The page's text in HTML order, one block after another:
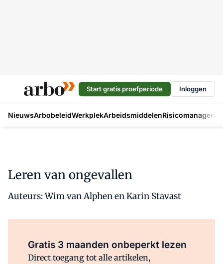
Start gratis proefperiode Inloggen
NieuwsArbobeleidWerkplekArbeidsmiddelen
Leren van ongevallen
Auteurs: Wim van Alphen en Karin Stavast
Gratis 3 maanden onbeperkt lezen
Direct toegang tot alle artikelen,